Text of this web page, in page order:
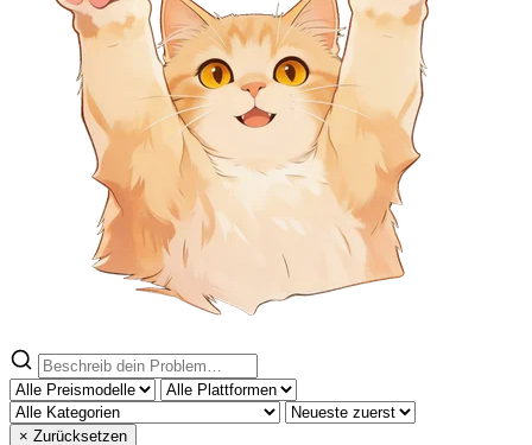
× Zurücksetzen